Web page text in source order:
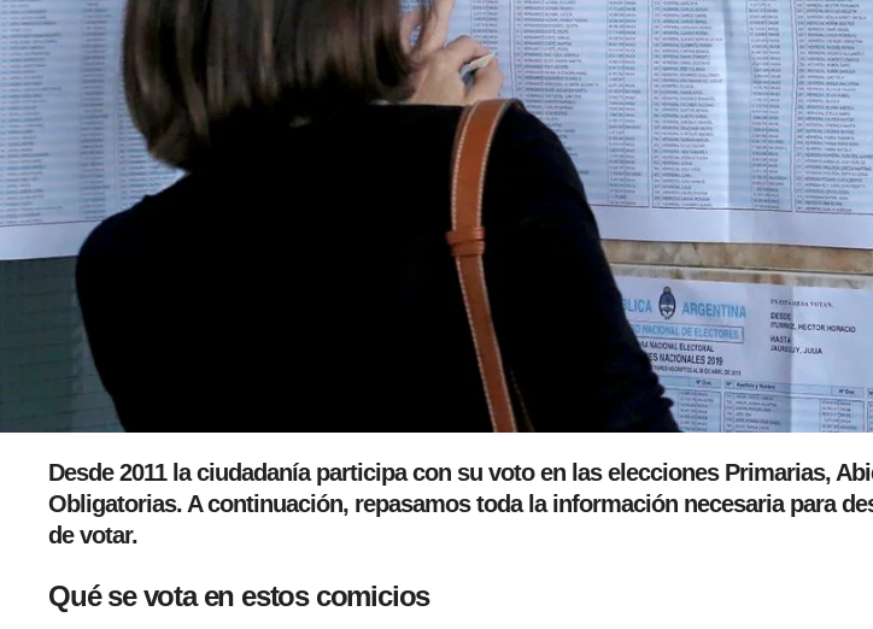
Desde 2011 la ciudadanía participa con su voto en las elecciones Primarias,
Obligatorias. A continuación, repasamos toda la información necesaria para
de votar.
Qué se vota en estos comicios